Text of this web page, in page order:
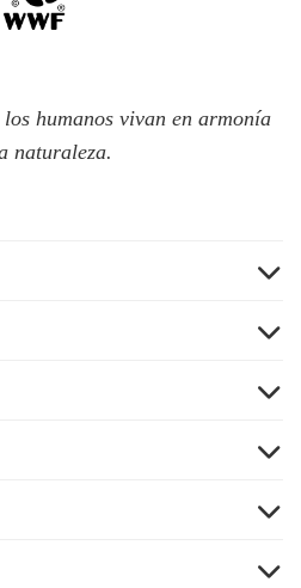
humanos vivan en armonía
naturaleza.